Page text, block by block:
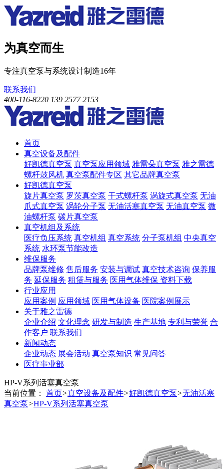
为真空而生
专注真空泵与系统设计制造16年
联系我们
400-116-8220 139 2577 2153
首页
真空设备及配件
好凯德真空泵 真空泵应用领域 雅雷朵真空泵 雅之雷德
螺杆鼓风机 真空泵配件专区 其它品牌真空泵
好凯德真空泵
旋片真空泵 罗茨真空泵 干式螺杆泵 涡旋式真空泵 无油
爪式真空泵 涡轮分子泵 无油活塞真空泵 无油真空泵 微
油螺杆泵 碳片真空泵
真空机组及系统
医疗负压系统 真空机组 真空系统 分子泵机组 中央真空
系统 水环泵节能改造
维保服务
品牌泵维修 售后服务 安装与调试 真空技术咨询 保养服
务 延保服务 租赁与服务 医用气体维保 资料下载
行业应用
应用案例 应用领域 医用气体设备 医院案例展示
关于雅之雷德
企业介绍 文化理念 研发与制造 生产基地 专利与荣誉 合
作客户 联系我们
新闻动态
企业动态 展会活动 真空泵知识 常见问答
医疗事业部
HP-V系列活塞真空泵
当前位置：
首页>真空设备及配件>好凯德真空泵>无油活塞
真空泵>HP-V系列活塞真空泵